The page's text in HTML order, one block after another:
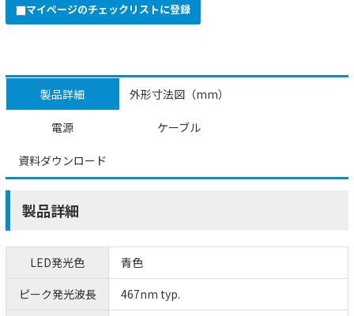
マイページのチェックリストに登録
製品詳細 外形寸法図（mm）
電源 ケーブル
資料ダウンロード
製品詳細
LED発光色
青色
ピーク発光波長
467nm typ.